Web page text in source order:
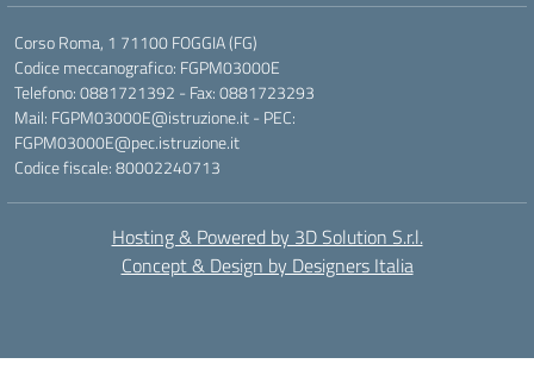
Corso Roma, 1 71100 FOGGIA (FG)
Codice meccanografico: FGPM03000E
Telefono: 0881721392 - Fax: 0881723293
Mail: FGPM03000E@istruzione.it - PEC:
FGPM03000E@pec.istruzione.it
Codice fiscale: 80002240713
Hosting & Powered by 3D Solution S.r.l.
Concept & Design by Designers Italia